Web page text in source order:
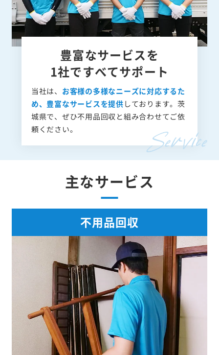
豊富なサービスを
1社ですべてサポート
当社は、 お客様の多様なニーズに対応するた
め、豊富なサービスを提供しております。茨
城県で、ぜひ不用品回収と組み合わせてご依
頼ください。
主なサービス
不用品回収